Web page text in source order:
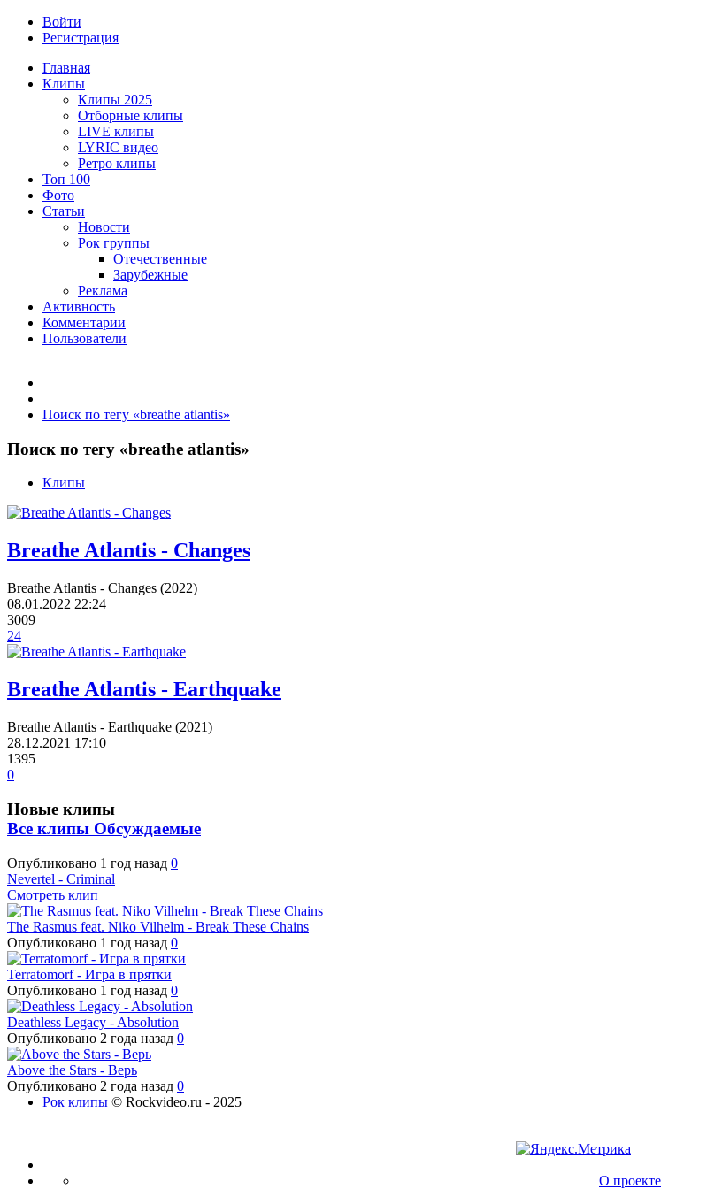
Войти
Регистрация
Главная
Клипы
Клипы 2025
Отборные клипы
LIVE клипы
LYRIC видео
Ретро клипы
Топ 100
Фото
Статьи
Новости
Рок группы
Отечественные
Зарубежные
Реклама
Активность
Комментарии
Пользователи
Поиск по тегу «breathe atlantis»
Поиск по тегу «breathe atlantis»
Клипы
Breathe Atlantis - Changes
Breathe Atlantis - Changes (2022)
08.01.2022 22:24
3009
24
Breathe Atlantis - Earthquake
Breathe Atlantis - Earthquake (2021)
28.12.2021 17:10
1395
0
Новые клипы
Все клипы Обсуждаемые
Опубликовано 1 год назад 0
Nevertel - Criminal
Смотреть клип
The Rasmus feat. Niko Vilhelm - Break These Chains
Опубликовано 1 год назад 0
Terratomorf - Игра в прятки
Опубликовано 1 год назад 0
Deathless Legacy - Absolution
Опубликовано 2 года назад 0
Above the Stars - Верь
Опубликовано 2 года назад 0
Рок клипы © Rockvideo.ru - 2025
О проекте